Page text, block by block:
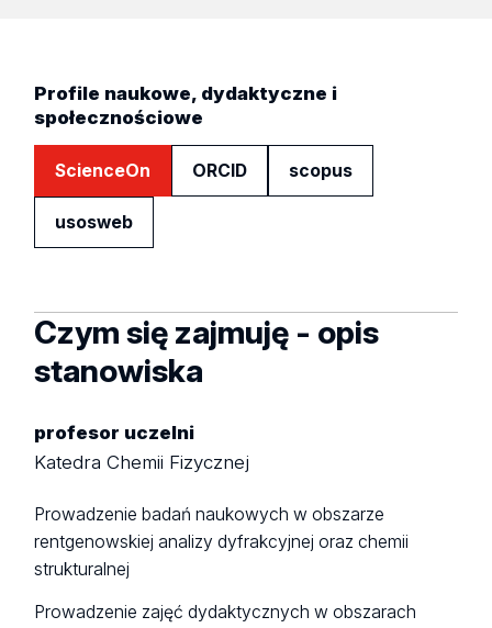
Profile naukowe, dydaktyczne i
społecznościowe
ScienceOn ORCID scopus
usosweb
Czym się zajmuję - opis
stanowiska
profesor uczelni
Katedra Chemii Fizycznej
Prowadzenie badań naukowych w obszarze
rentgenowskiej analizy dyfrakcyjnej oraz chemii
strukturalnej
Prowadzenie zajęć dydaktycznych w obszarach